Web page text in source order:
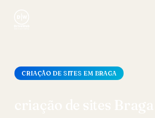
CRIAÇÃO DE SITES EM BRAGA